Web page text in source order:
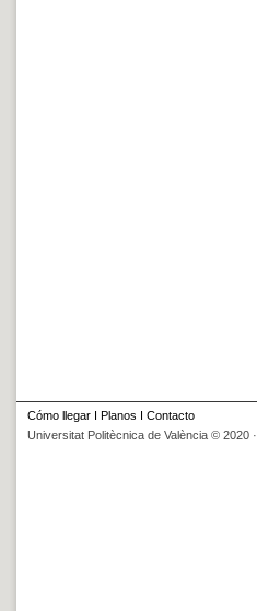
Cómo llegar I Planos I Contacto
Universitat Politècnica de València © 2020